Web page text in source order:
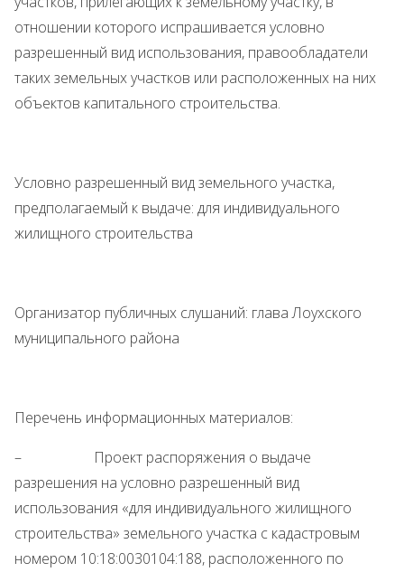
отношении которого испрашивается условно
разрешенный вид использования, правообладатели
таких земельных участков или расположенных на них
объектов капитального строительства.
Условно разрешенный вид земельного участка,
предполагаемый к выдаче: для индивидуального
жилищного строительства
Организатор публичных слушаний: глава Лоухского
муниципального района
Перечень информационных материалов:
– Проект распоряжения о выдаче
разрешения на условно разрешенный вид
использования «для индивидуального жилищного
строительства» земельного участка с кадастровым
номером 10:18:0030104:188, расположенного по